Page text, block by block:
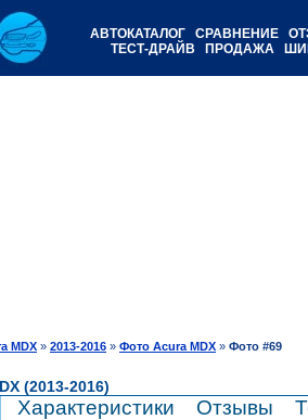
АВТОКАТАЛОГ СРАВНЕНИЕ
ТЕСТ-ДРАЙВ
ПРОДАЖА
MDX » 2013-2016 » Фото Acura MDX » Фото #69
(2013-2016)
Характеристики Отзывы